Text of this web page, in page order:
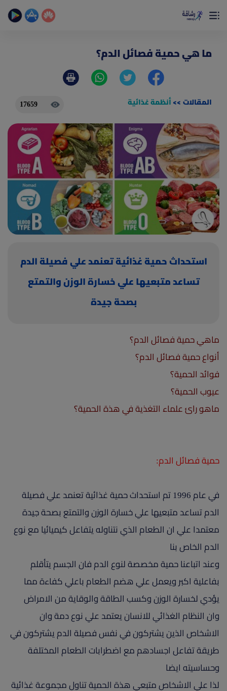
×
حساب الخطوات اليومية _ حساب السعرات _ تمارين منزلية
الصفحة الرئيسية(current)
المقالات
جديد
ادوات رشاقة
من نحن(current)
الأسئلة الشائعة(current)
ما هي حمية فصائل الدم؟
المقالات>>أنظمة غذائية 17659
استحداث حمية غذائية تعنمد علي فصيلة الدم
تساعد متبعيها علي خسارة الوزن والتمتع
بصحة جيدة
ماهي حمية فصائل الدم؟
أنواع حمية فصائل الدم؟
فوائد الحمية؟
عيوب الحمية؟
ماهو رائ علماء التغذية في هذة الحمية؟
حمية فصائل الدم:
في عام 1996 تم استحداث حمية غذائية تعنمد علي فصيلة
الدم تساعد متبعيها علي خسارة الوزن والتمتع بصحة جيدة
معتمدا علي ان الطعام الذي نتناوله يتفاعل كيميائيا مع نوع
الدم الخاص بنا
وعند اتباعنا حمية مخصصة لنوع الدم فان الجسم يتأقلم
بفاعلية اكبر ويعمل علي هضم الطعام باعلي كفاءة مما
يؤدي لخسارة الوزن وكسب الطاقة والوقاية من الامراض
وان النظام الغذائي للانسان يعتمد علي نوع دمة وان
الاشخاص الذين يشتركون في نفس فصيلة الدم يشتركون في
طريقة تفاعل اجسادهم مع اضطرابات الطعام المختلفة
وحساسيته ايضا
لذا علي الاشخاص متبعي هذة الحمية تناول مجموعة غذائية